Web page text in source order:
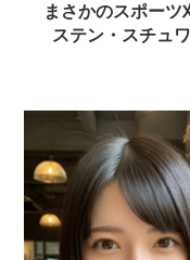
まさかのスポー
ステン・スチュ